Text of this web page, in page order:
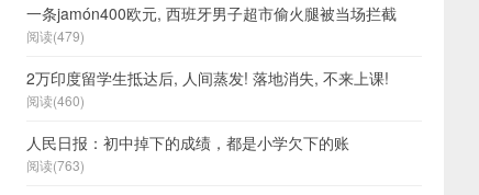
一条jamón400欧元, 西班牙男子超市偷火腿被当场拦截
阅读(479)
2万印度留学生抵达后, 人间蒸发! 落地消失, 不来上课!
阅读(460)
人民日报：初中掉下的成绩，都是小学欠下的账
阅读(763)